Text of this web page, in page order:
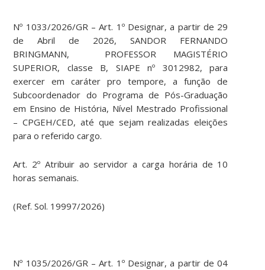
Nº 1033/2026/GR – Art. 1º Designar, a partir de 29
de Abril de 2026, SANDOR FERNANDO
BRINGMANN, PROFESSOR MAGISTÉRIO
SUPERIOR, classe B, SIAPE nº 3012982, para
exercer em caráter pro tempore, a função de
Subcoordenador do Programa de Pós-Graduação
em Ensino de História, Nível Mestrado Profissional
– CPGEH/CED, até que sejam realizadas eleições
para o referido cargo.
Art. 2º Atribuir ao servidor a carga horária de 10
horas semanais.
(Ref. Sol. 19997/2026)
Nº 1035/2026/GR – Art. 1º Designar, a partir de 04